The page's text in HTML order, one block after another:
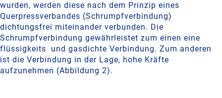
wurden, werden diese nach dem Prinzip eines
Querpressverbandes (Schrumpfverbindung)
dichtungsfrei miteinander verbunden. Die
Schrumpfverbindung gewährleistet zum einen eine
flüssigkeits und gasdichte Verbindung. Zum anderen
ist die Verbindung in der Lage, hohe Kräfte
aufzunehmen (Abbildung 2).